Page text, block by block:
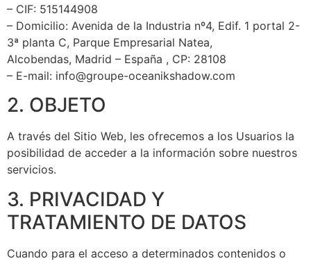
– CIF: 515144908
– Domicilio: Avenida de la Industria nº4, Edif. 1 portal 2-
3ª planta C, Parque Empresarial Natea,
Alcobendas, Madrid – España , CP: 28108
– E-mail: info@groupe-oceanikshadow.com
2. OBJETO
A través del Sitio Web, les ofrecemos a los Usuarios la
posibilidad de acceder a la información sobre nuestros
servicios.
3. PRIVACIDAD Y
TRATAMIENTO DE DATOS
Cuando para el acceso a determinados contenidos o